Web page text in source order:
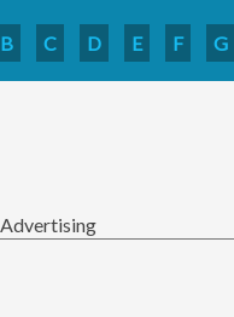
B C D E F G
Advertising